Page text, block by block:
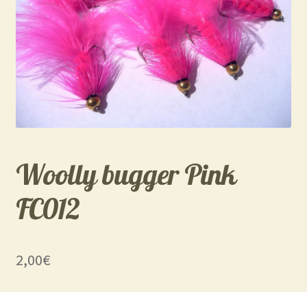
Woolly bugger Pink
FC012
2,00€